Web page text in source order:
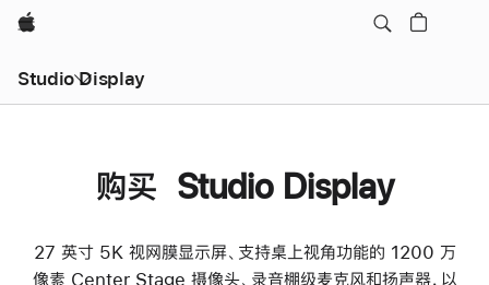
Apple
Studio Display
购买 Studio Display
27 英寸 5K 视网膜显示屏、支持桌上视角功能的 1200 万
像素 Center Stage 摄像头、录音棚级麦克风和扬声器，以